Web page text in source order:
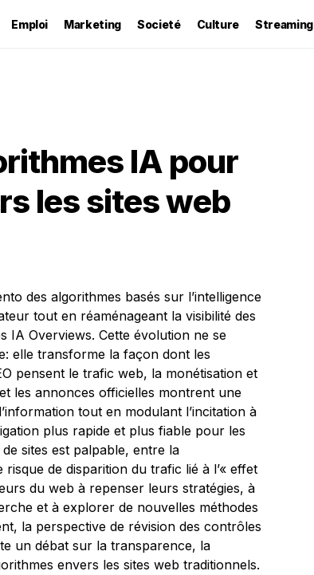
Emploi Marketing Societé Culture Streaming
IA pour
les sites web
des algorithmes basés sur l’intelligence
tout en réaménageant la visibilité des
IA Overviews. Cette évolution ne se
elle transforme la façon dont les
pensent le trafic web, la monétisation et
les annonces officielles montrent une
tout en modulant l’incitation à
plus rapide et plus fiable pour les
sites est palpable, entre la
de disparition du trafic lié à l’« effet
du web à repenser leurs stratégies, à
et à explorer de nouvelles méthodes
la perspective de révision des contrôles
un débat sur la transparence, la
envers les sites web traditionnels.